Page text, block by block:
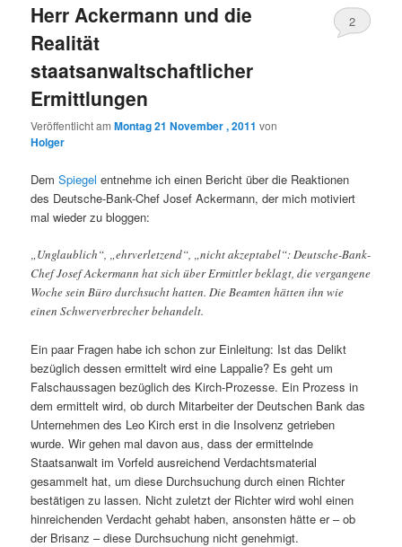
Herr Ackermann und die
Realität
staatsanwaltschaftlicher
Ermittlungen
Veröffentlicht amMontag 21 November , 2011 von
Holger
2
DemSpiegel entnehme ich einen Bericht über die Reaktionen
des Deutsche-Bank-Chef Josef Ackermann, der mich motiviert
mal wieder zu bloggen:
„Unglaublich“, „ehrverletzend“, „nicht akzeptabel“: Deutsche-Bank-
Chef Josef Ackermann hat sich über Ermittler beklagt, die vergangene
Woche sein Büro durchsucht hatten. Die Beamten hätten ihn wie
einen Schwerverbrecher behandelt.
Ein paar Fragen habe ich schon zur Einleitung: Ist das Delikt
bezüglich dessen ermittelt wird eine Lappalie? Es geht um
Falschaussagen bezüglich des Kirch-Prozesse. Ein Prozess in
dem ermittelt wird, ob durch Mitarbeiter der Deutschen Bank das
Unternehmen des Leo Kirch erst in die Insolvenz getrieben
wurde. Wir gehen mal davon aus, dass der ermittelnde
Staatsanwalt im Vorfeld ausreichend Verdachtsmaterial
gesammelt hat, um diese Durchsuchung durch einen Richter
bestätigen zu lassen. Nicht zuletzt der Richter wird wohl einen
hinreichenden Verdacht gehabt haben, ansonsten hätte er – ob
der Brisanz – diese Durchsuchung nicht genehmigt.